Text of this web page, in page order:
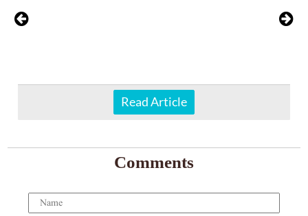
Read Article
Comments